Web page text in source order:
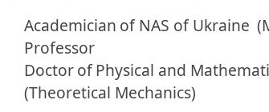
Academician of NAS of Ukraine
Professor
DoctorofPhysical and
(Theoretical Mechanics)